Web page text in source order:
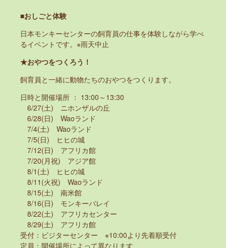
■おしごと体験
日本モンキーセンターの飼育員の仕事を体験しながら学べ
るイベントです。※雨天中止
★おやつをつくろう！
飼育員と一緒に動物たちのおやつをつくります。
日時と開催場所 ： 13:00～13:30
6/27(土) ニホンザルの丘
6/28(日) Waoランド
7/4(土) Waoランド
7/5(日) ヒヒの城
7/12(日) アフリカ館
7/20(月祝) アジア館
8/1(土) ヒヒの城
8/11(火祝) Waoランド
8/15(土) 南米館
8/16(日) モンキーバレイ
8/22(土) アフリカセンター
8/29(土) アフリカ館
受付：ビジターセンター ※10:00より先着順受付
定員：開催場所によって異なります